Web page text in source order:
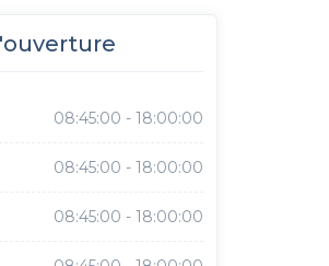
08:45:00 - 18:00:00
08:45:00 - 18:00:00
08:45:00 - 18:00:00